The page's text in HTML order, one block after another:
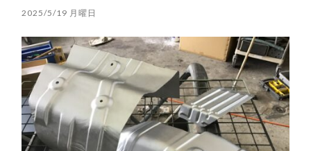
2025/5/19 月曜日